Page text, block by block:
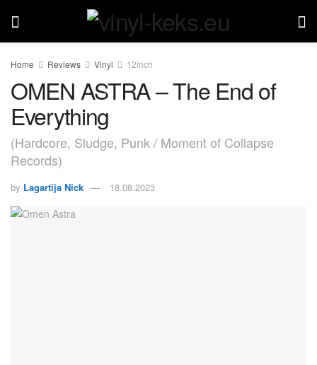
Home Reviews Vinyl 12inch
OMEN ASTRA – The End of
Everything
(Hardcore, Sludge, Punk / Moment of Collapse
Records)
by Lagartija Nick 18.08.2023